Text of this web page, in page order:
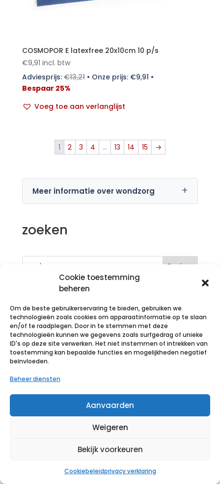
Cookie toestemming
beheren
Om de beste gebruikerservaring te bieden, gebruiken we
technologieën zoals cookies om apparaatinformatie op te slaan
en/of te raadplegen. Door in te stemmen met deze
technologieën kunnen we gegevens zoals surfgedrag of unieke
ID's op deze site verwerken. Het niet instemmen of intrekken van
toestemming kan bepaalde functies en mogelijkheden negatief
beïnvloeden.
Beheer diensten
Aanvaarden
Weigeren
Bekijk voorkeuren
Cookiebeleidprivacy verklaring
COSMOPOR E latexfree 20x10cm 10 p/s
€9,91 incl. btw
Adviesprijs:€13,21• Onze prijs: €9,91 •
Bespaar 25%
Voeg toe aan verlanglijst
1 2 3 4 … 13 14 15 →
Meer informatie over wondzorg
zoeken
Zoeken
categorieën
druk- en mobiliteitszorg
kine
reinigen - ontsmetten
steriele sets - instrumenten